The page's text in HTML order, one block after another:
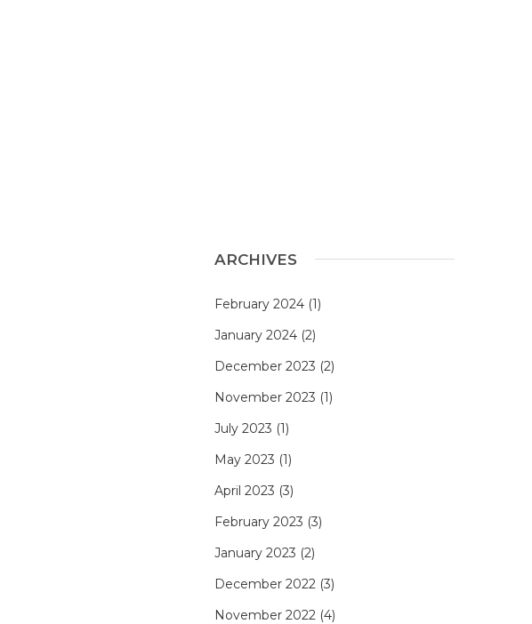
ARCHIVES
February 2024 (1)
January 2024 (2)
December 2023 (2)
November 2023 (1)
July 2023 (1)
May 2023 (1)
April 2023 (3)
February 2023 (3)
January 2023 (2)
December 2022 (3)
November 2022 (4)